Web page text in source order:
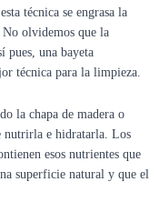
técnica se engrasa la
olvidemos que la
pues, una bayeta
técnica para la limpieza.
la chapa de madera o
nutrirla e hidratarla. Los
esos nutrientes que
superficie natural y que el